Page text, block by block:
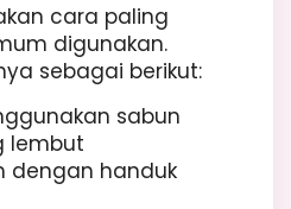
cara paling
digunakan.
sebagai berikut:
sabun
lembut
dengan handuk